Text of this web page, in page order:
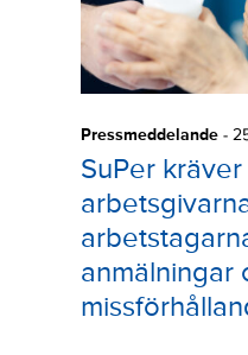
Pressmeddelande -
SuPer
anmälningar